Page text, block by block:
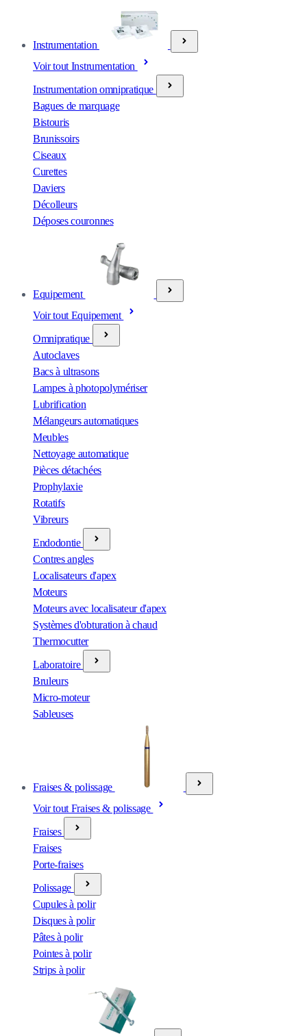
Instrumentation
Voir tout Instrumentation
Instrumentation omnipratique
Bagues de marquage
Bistouris
Brunissoirs
Ciseaux
Curettes
Daviers
Décolleurs
Déposes couronnes
Equipement
Voir tout Equipement
Omnipratique
Autoclaves
Bacs à ultrasons
Lampes à photopolymériser
Lubrification
Mélangeurs automatiques
Meubles
Nettoyage automatique
Pièces détachées
Prophylaxie
Rotatifs
Vibreurs
Endodontie
Contres angles
Localisateurs d'apex
Moteurs
Moteurs avec localisateur d'apex
Systèmes d'obturation à chaud
Thermocutter
Laboratoire
Bruleurs
Micro-moteur
Sableuses
Fraises & polissage
Voir tout Fraises & polissage
Fraises
Fraises
Porte-fraises
Polissage
Cupules à polir
Disques à polir
Pâtes à polir
Pointes à polir
Strips à polir